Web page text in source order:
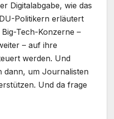
Digitalabgabe, wie das
Politikern erläutert
Tech-Konzerne –
– auf ihre
werden. Und
dann, um Journalisten
Und da frage